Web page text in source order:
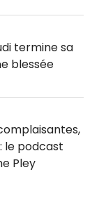
termine sa
blessée
le podcast
Pley